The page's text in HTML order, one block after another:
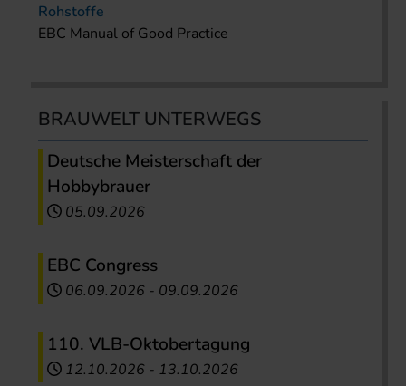
Rohstoffe
EBC Manual of Good Practice
BRAUWELT UNTERWEGS
Deutsche Meisterschaft der
Hobbybrauer
05.09.2026
EBC Congress
06.09.2026 - 09.09.2026
110. VLB-Oktobertagung
12.10.2026 - 13.10.2026